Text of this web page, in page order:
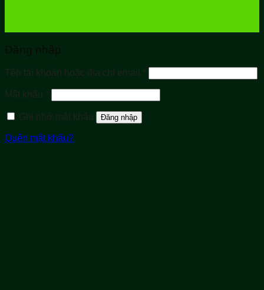
Đăng nhập
Tên tài khoản hoặc địa chỉ email *
buộc
Mật khẩu *
buộc
Ghi nhớ mật khẩu
Đăng nhập
Quên mật khẩu?